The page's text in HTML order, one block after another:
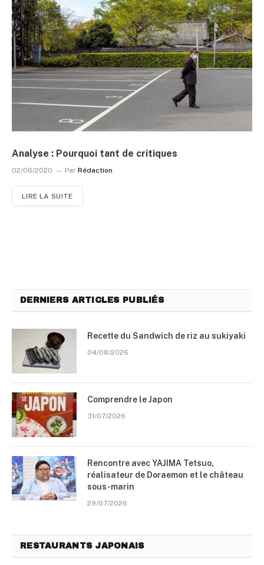
Analyse : Pourquoi tant de critiques
02/06/2020 Par Rédaction
LIRE LA SUITE
DERNIERS ARTICLES PUBLIÉS
Recette du Sandwich de riz au sukiyaki
04/08/2026
Comprendre le Japon
31/07/2026
Rencontre avec YAJIMA Tetsuo,
réalisateur de Doraemon et le château
sous-marin
29/07/2026
RESTAURANTS JAPONAIS